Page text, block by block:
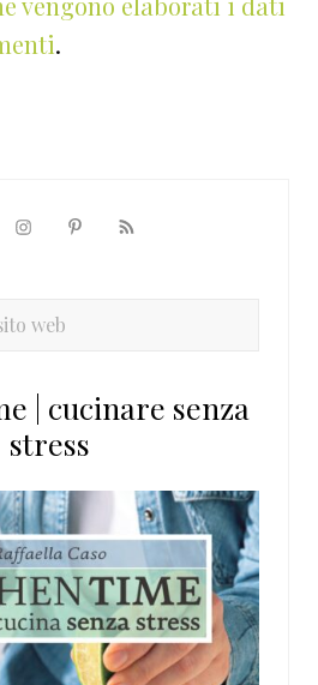
.
| cucinare senza
stress